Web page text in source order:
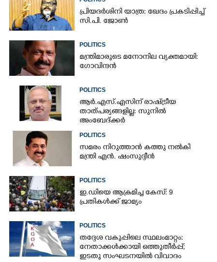
പ്രിയദർശിനി യാത്ര: ഖേദം പ്രകടിപ്പിച്ച്
സി.പി. ജോൺ
POLITICS
മന്ത്രിമാരുടെ മനോനില വ്യക്തമായി:
ഗോവിന്ദൻ
POLITICS
ആർ.എസ്.എസിന് രാഷ്ട്രീയ
താത്പര്യങ്ങളില്ല: സുനിൽ
അംബേദ്ക്കർ
POLITICS
സമരം നിറുത്താൻ കത്തു നൽകി
മന്ത്രി എൻ. ഷംസുദ്ദീൻ
POLITICS
ഇ.ഡിയെ ആക്രമിച്ച കേസ്: 9
പ്രതികൾക്ക് ജാമ്യം
POLITICS
തദ്ദേശ വകുപ്പിലെ സ്ഥലംമാറ്റം:
നേതാക്കൾക്കായി ഒത്തുതീർപ്പ്;
ഇടതു സംഘടനയിൽ വിവാദം